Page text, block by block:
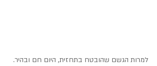
למרות הגשם שהובטח בתחזית, היום חם ובהיר.